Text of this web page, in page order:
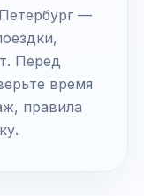
—
Перед
время
правила